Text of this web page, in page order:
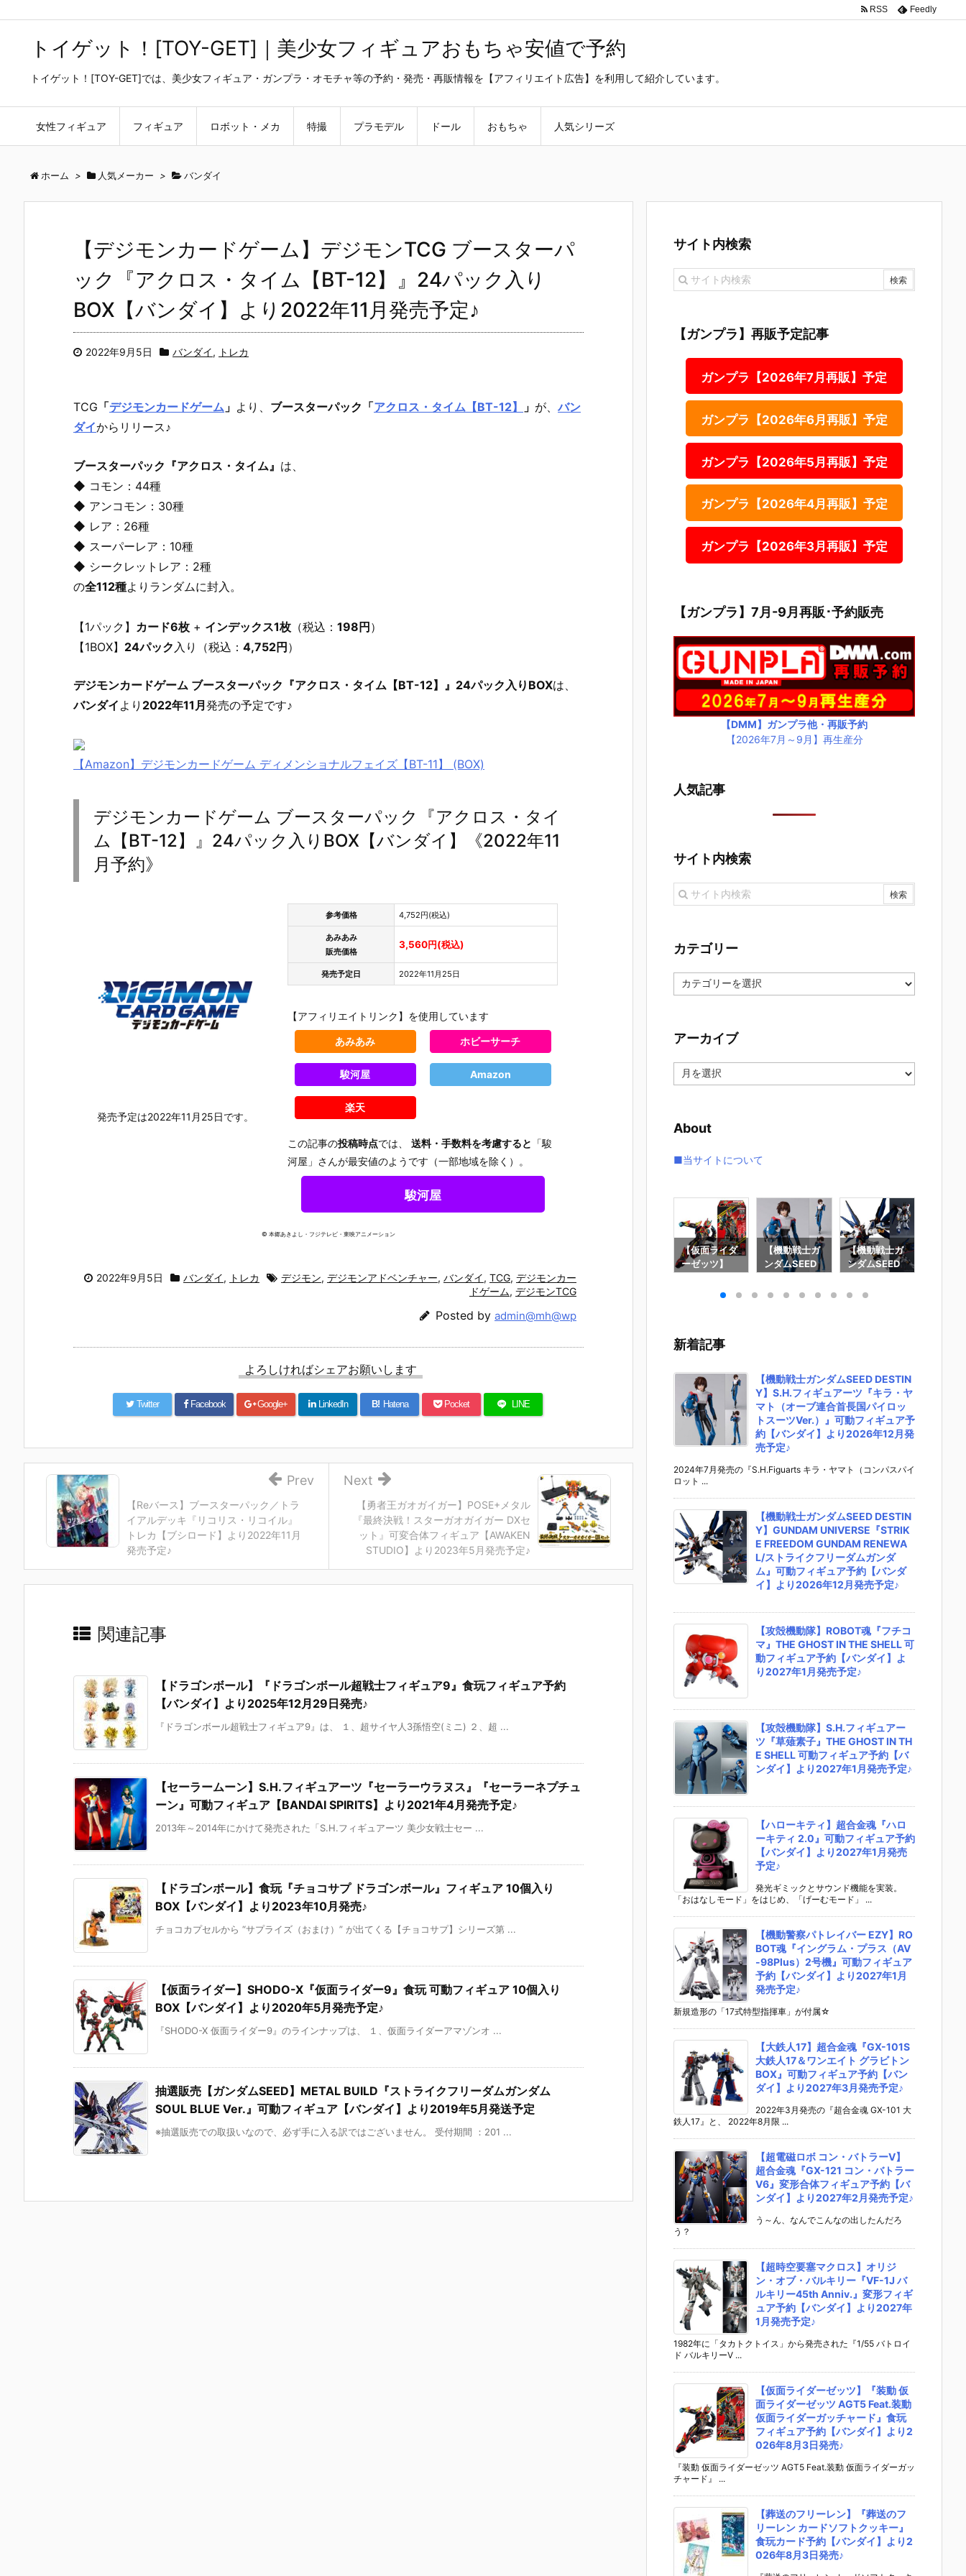
トイゲット！[TOY-GET]｜美少女フィギュアおもちゃ安値で予約
トイゲット！[TOY-GET]では、美少女フィギュア・ガンプラ・オモチャ等の予約・発売・再販情報を【アフィリエイト広告】を利用して紹介しています。
女性フィギュア フィギュア ロボット・メカ 特撮 プラモデル ドール おもちゃ 人気シリーズ
RSS Feedly
ホーム > 人気メーカー > バンダイ
【デジモンカードゲーム】デジモンTCG ブースターパ
ック『アクロス・タイム【BT-12】』24パック入り
BOX【バンダイ】より2022年11月発売予定♪
2022年9月5日 バンダイ, トレカ
TCG 「デジモンカードゲーム 」 より、 ブースターパック 「アクロス・タイム【BT-12】 」 が、バン
ダイからリリース♪
ブースターパック『アクロス・タイム』 は、
◆ コモン：44種
◆ アンコモン：30種
◆ レア：26種
◆ スーパーレア：10種
◆ シークレットレア：2種
の全112種よりランダムに封入。
【1パック】 カード6枚 + インデックス1枚 （税込： 198円）
【1BOX】 24パック 入り（税込： 4,752円）
デジモンカードゲーム ブースターパック『アクロス・タイム【BT-12】』24パック入りBOXは、
バンダイ より 2022年11月 発売の予定です♪
【Amazon】デジモンカードゲーム ディメンショナルフェイズ【BT-11】 (BOX)
デジモンカードゲーム ブースターパック『アクロス・タイ
ム【BT-12】』24パック入りBOX【バンダイ】《2022年11
月予約》
発売予定は2022年11月25日です。
参考価格 4,752円(税込)
あみあみ
販売価格
3,560円(税込)
発売予定日 2022年11月25日
【アフィリエイトリンク】を使用しています
あみあみ ホビーサーチ
駿河屋 Amazon
楽天
この記事の投稿時点では、送料・手数料を考慮すると 「駿
河屋」さんが最安値のようです（一部地域を除く）。
駿河屋
© 本郷あきよし・フジテレビ・東映アニメーション
2022年9月5日 バンダイ, トレカ デジモン, デジモンアドベンチャー, バンダイ, TCG, デジモンカー
ドゲーム, デジモンTCG
Posted by admin@mh@wp
よろしければシェアお願いします
Twitter Facebook Google+ LinkedIn B! Hatena Pocket LINE
【勇者王ガオガイガー】POSE+メタル
『最終決戦！スターガオガイガー DXセ
ット』可変合体フィギュア【AWAKEN
STUDIO】より2023年5月発売予定♪
Next
【Reバース】ブースターパック／トラ
イアルデッキ『リコリス・リコイル』
トレカ【ブシロード】より2022年11月
発売予定♪
Prev
関連記事
【ドラゴンボール】『ドラゴンボール超戦士フィギュア9』食玩フィギュア予約
【バンダイ】より2025年12月29日発売♪
『ドラゴンボール超戦士フィギュア9』は、 １、超サイヤ人3孫悟空(ミニ) ２、超 ...
【セーラームーン】S.H.フィギュアーツ『セーラーウラヌス』『セーラーネプチュ
ーン』可動フィギュア【BANDAI SPIRITS】より2021年4月発売予定♪
2013年～2014年にかけて発売された「S.H.フィギュアーツ 美少女戦士セー ...
【ドラゴンボール】食玩『チョコサプ ドラゴンボール』フィギュア 10個入り
BOX【バンダイ】より2023年10月発売♪
チョコカプセルから “サプライズ（おまけ）” が出てくる【チョコサプ】シリーズ第 ...
【仮面ライダー】SHODO-X『仮面ライダー9』食玩 可動フィギュア 10個入り
BOX【バンダイ】より2020年5月発売予定♪
『SHODO-X 仮面ライダー9』のラインナップは、 １、仮面ライダーアマゾンオ ...
抽選販売【ガンダムSEED】METAL BUILD『ストライクフリーダムガンダム
SOUL BLUE Ver.』可動フィギュア【バンダイ】より2019年5月発送予定
※抽選販売での取扱いなので、必ず手に入る訳ではございません。 受付期間 ：201 ...
サイト内検索
【ガンプラ】再販予定記事
ガンプラ【2026年7月再販】予定
ガンプラ【2026年6月再販】予定
ガンプラ【2026年5月再販】予定
ガンプラ【2026年4月再販】予定
ガンプラ【2026年3月再販】予定
【ガンプラ】7月-9月再販･予約販売
【DMM】ガンプラ他・再販予約
【2026年7月～9月】再生産分
人気記事
サイト内検索
カテゴリー
カ
テ
ー
アーカイブ
ー
ブ
About
■当サイトについて
魂『フチコ
【バンダイ】
ギュアーツ
ュア予約【バ
2027年1月発
『ハローキテ
7年1月発売予
ZY】ROBOT
動フィギュア
イ】より202
X-101S 大鉄
人17＆ワンエ
ンBOX』可動
約【バンダ
ーV】超合金
魂『GX-121
ーV6』変形
ア予約【バン
【仮面ライダ
ーゼッツ】
イダーゼッツ
ード』食玩フ
【バンダイ】
より2026年8
月3日発売♪
【機動戦士ガ
ンダムSEED
S.H.フィギュ
r.）』可動フ
ィギュア予約
【バンダイ】
より2026年1
2月発売予定♪
【機動戦士ガ
ンダムSEED
UNDAM UNI
フリーダムガ
ンダム』可動
フィギュア予
約【バンダ
イ】より202
6年12月発売
新着記事
【機動戦士ガンダムSEED DESTIN
Y】S.H.フィギュアーツ『キラ・ヤ
マト（オーブ連合首長国パイロッ
トスーツVer.）』可動フィギュア予
約【バンダイ】より2026年12月発
売予定♪
2024年7月発売の『S.H.Figuarts キラ・ヤマト（コンパスパイ
ロット ...
【機動戦士ガンダムSEED DESTIN
Y】GUNDAM UNIVERSE『STRIK
E FREEDOM GUNDAM RENEWA
L/ストライクフリーダムガンダ
ム』可動フィギュア予約【バンダ
イ】より2026年12月発売予定♪
【攻殻機動隊】ROBOT魂『フチコ
マ』THE GHOST IN THE SHELL 可
動フィギュア予約【バンダイ】よ
り2027年1月発売予定♪
【攻殻機動隊】S.H.フィギュアー
ツ『草薙素子』THE GHOST IN TH
E SHELL 可動フィギュア予約【バ
ンダイ】より2027年1月発売予定♪
【ハローキティ】超合金魂『ハロ
ーキティ 2.0』可動フィギュア予約
【バンダイ】より2027年1月発売
予定♪
発光ギミックとサウンド機能を実装。
「おはなしモード」をはじめ、「げーむモード」 ...
【機動警察パトレイバー EZY】RO
BOT魂『イングラム・プラス（AV
-98Plus）2号機』可動フィギュア
予約【バンダイ】より2027年1月
発売予定♪
新規造形の「17式特型指揮車」が付属☆
【大鉄人17】超合金魂『GX-101S
大鉄人17＆ワンエイト グラビトン
BOX』可動フィギュア予約【バン
ダイ】より2027年3月発売予定♪
2022年3月発売の『超合金魂 GX-101 大
鉄人17』と、 2022年8月限 ...
【超電磁ロボ コン・バトラーV】
超合金魂『GX-121 コン・バトラー
V6』変形合体フィギュア予約【バ
ンダイ】より2027年2月発売予定♪
う～ん、なんでこんなの出したんだろ
う？
【超時空要塞マクロス】オリジ
ン・オブ・バルキリー『VF-1J バ
ルキリー45th Anniv.』変形フィギ
ュア予約【バンダイ】より2027年
1月発売予定♪
1982年に「タカトクトイス」から発売された『1/55 バトロイ
ド バルキリーV ...
【仮面ライダーゼッツ】『装動 仮
面ライダーゼッツ AGT5 Feat.装動
仮面ライダーガッチャード』食玩
フィギュア予約【バンダイ】より2
026年8月3日発売♪
『装動 仮面ライダーゼッツ AGT5 Feat.装動 仮面ライダーガッ
チャード』 ...
【葬送のフリーレン】『葬送のフ
リーレン カードソフトクッキー』
食玩カード予約【バンダイ】より2
026年8月3日発売♪